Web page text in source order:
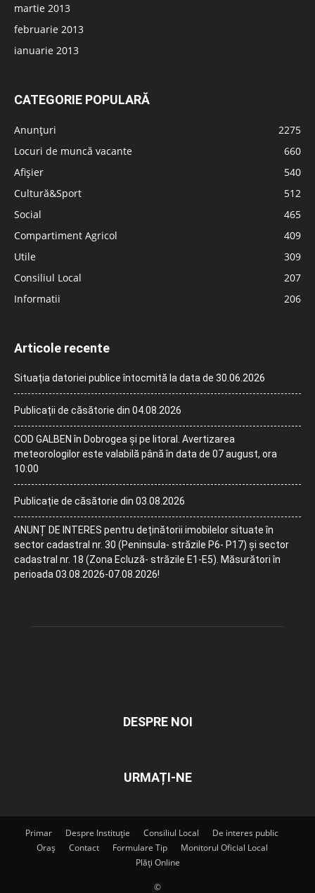
martie 2013
februarie 2013
ianuarie 2013
CATEGORIE POPULARĂ
Anunțuri
2275
Locuri de muncă vacante
660
Afișier
540
Cultură&Sport
512
Social
465
Compartiment Agricol
409
Utile
309
Consiliul Local
207
Informatii
206
Articole recente
Situația datoriei publice întocmită la data de 30.06.2026
Publicații de căsătorie din 04.08.2026
COD GALBEN în Dobrogea și pe litoral. Avertizarea
meteorologilor este valabilă până în data de 07 august, ora
10:00
Publicație de căsătorie din 03.08.2026
ANUNȚ DE INTERES pentru deținătorii imobilelor situate în
sector cadastral nr. 30 (Peninsula- străzile P6- P17) și sector
cadastral nr. 18 (Zona Ecluză- străzile E1-E5). Măsurători în
perioada 03.08.2026-07.08.2026!
DESPRE NOI
URMAȚI-NE
Primar Despre Instituție Consiliul Local
De interes public
Oraș
Contact Formulare Tip
Monitorul Oficial Local
Plăți Online
©